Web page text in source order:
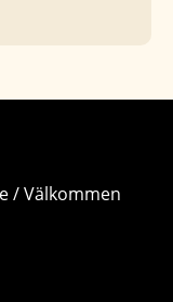
/ Välkommen